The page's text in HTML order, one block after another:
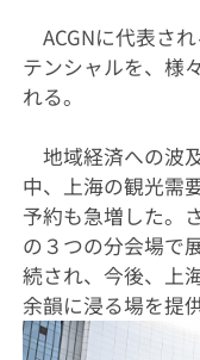
ACGNに代表さ
テンシャルを、様
れる。
地域経済への波
中、上海の観光需
予約も急増した。
の３つの分会場で
続され、今後、上
余韻に浸る場を提